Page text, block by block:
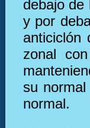
debajo de
y por
anticiclón
zonal
su
normal.